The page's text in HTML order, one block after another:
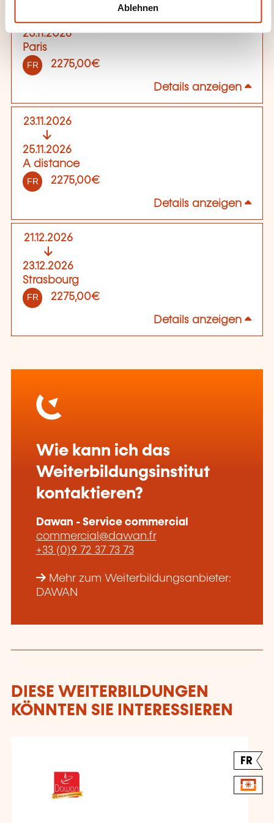
Ablehnen
25.11.2026
Paris
FR 2275,00€
Details anzeigen
23.11.2026
25.11.2026
A distance
FR 2275,00€
Details anzeigen
21.12.2026
23.12.2026
Strasbourg
FR 2275,00€
Details anzeigen
Wie kann ich das
Weiterbildungsinstitut
kontaktieren?
Dawan - Service commercial
commercial@dawan.fr
+33 (0)9 72 37 73 73
Mehr zum Weiterbildungsanbieter:
DAWAN
DIESE WEITERBILDUNGEN
KÖNNTEN SIE INTERESSIEREN
FR